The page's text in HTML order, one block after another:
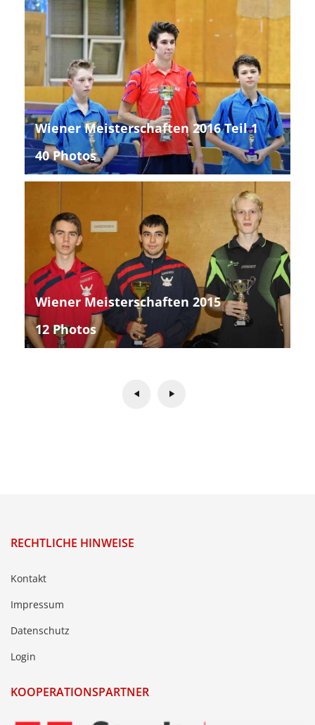
Wiener Meisterschaften 2016 Teil 1
40 Photos
Wiener Meisterschaften 2015
12 Photos
RECHTLICHE HINWEISE
Kontakt
Impressum
Datenschutz
Login
KOOPERATIONSPARTNER